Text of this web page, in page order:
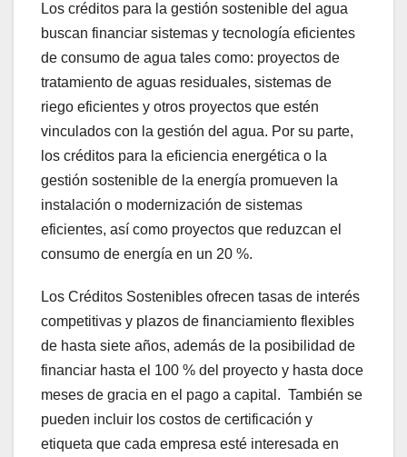
Los créditos para la gestión sostenible del agua
buscan financiar sistemas y tecnología eficientes
de consumo de agua tales como: proyectos de
tratamiento de aguas residuales, sistemas de
riego eficientes y otros proyectos que estén
vinculados con la gestión del agua. Por su parte,
los créditos para la eficiencia energética o la
gestión sostenible de la energía promueven la
instalación o modernización de sistemas
eficientes, así como proyectos que reduzcan el
consumo de energía en un 20 %.
Los Créditos Sostenibles ofrecen tasas de interés
competitivas y plazos de financiamiento flexibles
de hasta siete años, además de la posibilidad de
financiar hasta el 100 % del proyecto y hasta doce
meses de gracia en el pago a capital. También se
pueden incluir los costos de certificación y
etiqueta que cada empresa esté interesada en